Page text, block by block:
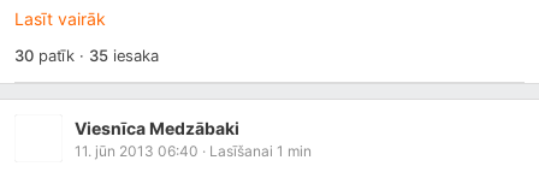
Lasīt vairāk
30patīk · 35iesaka
Viesnīca Medzābaki
11. jūn 2013 06:40 · Lasīšanai 1 min